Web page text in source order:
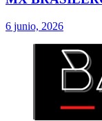
6 junio, 2026